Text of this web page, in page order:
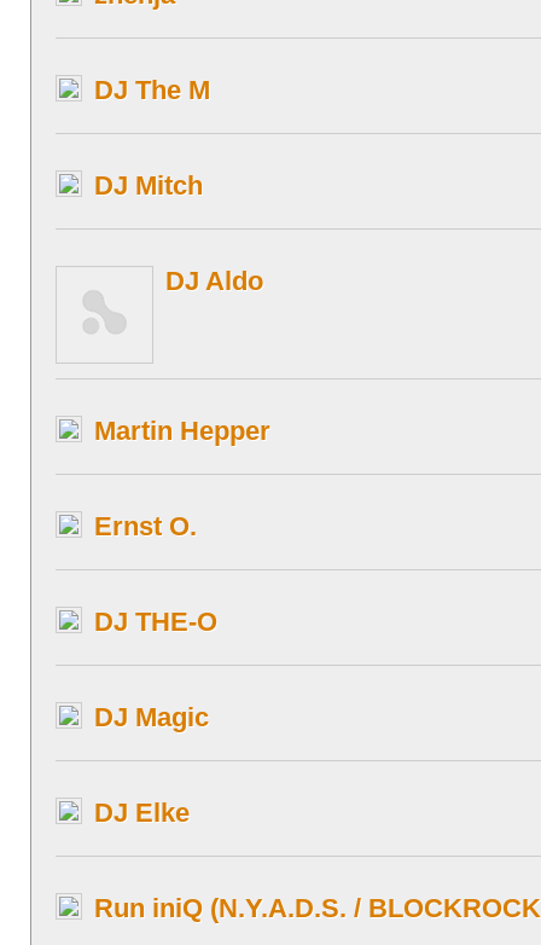
DJ The M
DJ Mitch
DJ Aldo
Martin Hepper
Ernst O.
DJ THE-O
DJ Magic
DJ Elke
Run iniQ (N.Y.A.D.S. /